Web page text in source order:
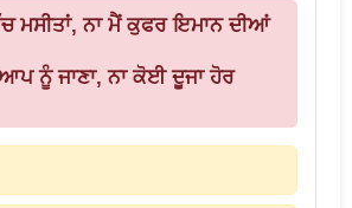
ਮਸੀਤਾਂ, ਨਾ ਮੈਂ ਕੁਫਰ ਇਮਾਨ ਦੀਆਂ
ਨੂੰ ਜਾਣਾ, ਨਾ ਕੋਈ ਦੂਜਾ ਹੋਰ